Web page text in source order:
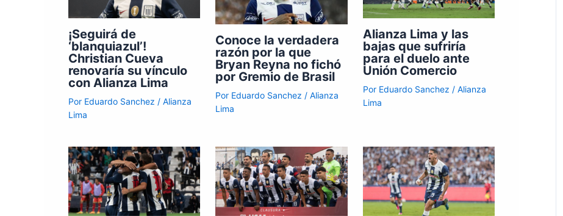
¡Seguirá de
‘blanquiazul’!
Christian Cueva
renovaría su vínculo
con Alianza Lima
Por Eduardo Sanchez / Alianza
Lima
Conoce la verdadera
razón por la que
Bryan Reyna no fichó
por Gremio de Brasil
Por Eduardo Sanchez /Alianza
Lima
Alianza Lima y las
bajas que sufriría
para el duelo ante
Unión Comercio
Por Eduardo Sanchez / Alianza
Lima